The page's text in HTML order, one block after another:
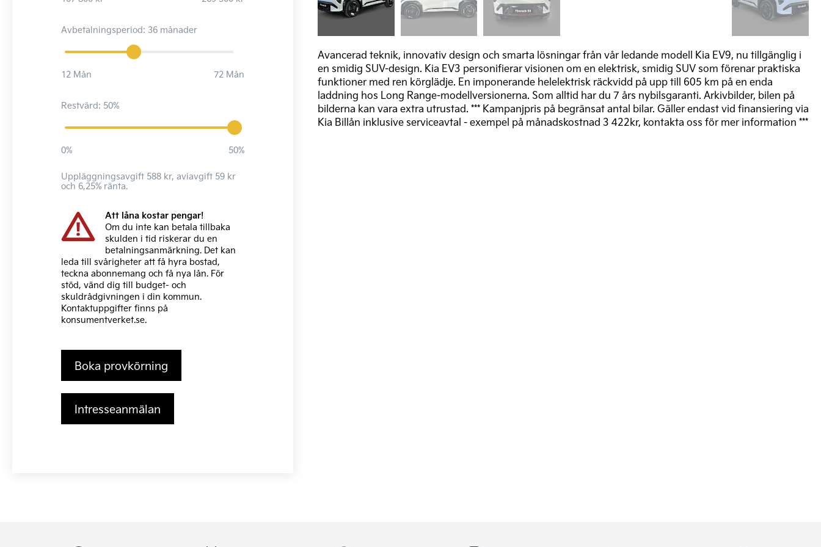
Avbetalningsperiod: 36 månader
12 Mån 72 Mån
Restvärd: 50%
0% 50%
Uppläggningsavgift 588 kr, aviavgift 59 kr
och 6,25% ränta.
Att låna kostar pengar!
Om du inte kan betala tillbaka
skulden i tid riskerar du en
betalningsanmärkning. Det kan
leda till svårigheter att få hyra bostad,
teckna abonnemang och få nya lån. För
stöd, vänd dig till budget- och
skuldrådgivningen i din kommun.
Kontaktuppgifter finns på
konsumentverket.se.
Boka provkörning
Intresseanmälan
Avancerad teknik, innovativ design och smarta lösningar från vår ledande modell Kia EV9, nu tillgänglig i
en smidig SUV-design. Kia EV3 personifierar visionen om en elektrisk, smidig SUV som förenar praktiska
funktioner med ren körglädje. En imponerande helelektrisk räckvidd på upp till 605 km på en enda
laddning hos Long Range-modellversionerna. Som alltid har du 7 års nybilsgaranti. Arkivbilder, bilen på
bilderna kan vara extra utrustad. *** Kampanjpris på begränsat antal bilar. Gäller endast vid finansiering via
Kia Billån inklusive serviceavtal - exempel på månadskostnad 3 422kr, kontakta oss för mer information ***